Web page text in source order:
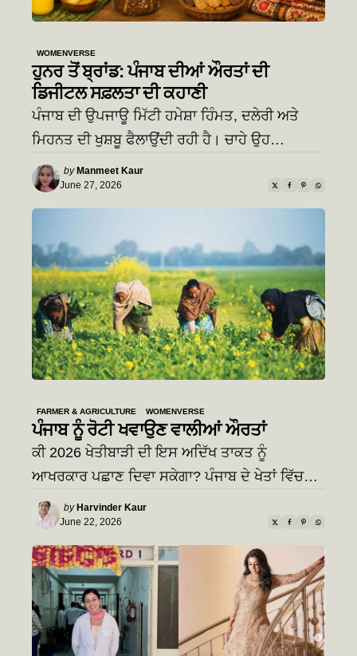
WOMENVERSE
ਹੁਨਰ ਤੋਂ ਬ੍ਰਾਂਡ: ਪੰਜਾਬ ਦੀਆਂ ਔਰਤਾਂ ਦੀ
ਡਿਜੀਟਲ ਸਫ਼ਲਤਾ ਦੀ ਕਹਾਣੀ
ਪੰਜਾਬ ਦੀ ਉਪਜਾਊ ਮਿੱਟੀ ਹਮੇਸ਼ਾ ਹਿੰਮਤ, ਦਲੇਰੀ ਅਤੇ
ਮਿਹਨਤ ਦੀ ਖੁਸ਼ਬੂ ਫੈਲਾਉਂਦੀ ਰਹੀ ਹੈ। ਚਾਹੇ ਉਹ…
Posted
by
by Manmeet Kaur
June 27, 2026
FARMER & AGRICULTURE WOMENVERSE
ਪੰਜਾਬ ਨੂੰ ਰੋਟੀ ਖਵਾਉਣ ਵਾਲੀਆਂ ਔਰਤਾਂ
ਕੀ 2026 ਖੇਤੀਬਾੜੀ ਦੀ ਇਸ ਅਦਿੱਖ ਤਾਕਤ ਨੂੰ
ਆਖਰਕਾਰ ਪਛਾਣ ਦਿਵਾ ਸਕੇਗਾ? ਪੰਜਾਬ ਦੇ ਖੇਤਾਂ ਵਿੱਚ…
Posted
by
by Harvinder Kaur
June 22, 2026